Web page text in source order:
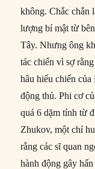
không. Chắc chắn
lượng bí mật từ
Tây. Nhưng ông
tác chiến vì sợ
hâu hiếu chiến
động thủ. Phi cơ
quá 6 dặm tính từ
Zhukov, một chỉ
rằng các sĩ quan
hành động gây